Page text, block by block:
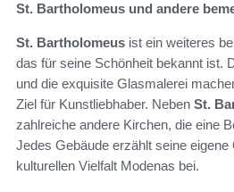
St. Bartholomeus und andere
St. Bartholomeus ist ein weiteres
das für seine Schönheit bekannt ist.
und die exquisite Glasmalerei
Ziel für Kunstliebhaber. Neben St.
zahlreiche andere Kirchen, die eine
Jedes Gebäude erzählt seine
kulturellen Vielfalt Modenas bei.